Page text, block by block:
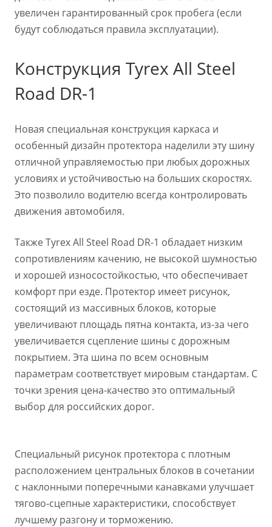
увеличен гарантированный срок пробега (если
будут соблюдаться правила эксплуатации).
Конструкция Tyrex All Steel
Road DR-1
Новая специальная конструкция каркаса и
особенный дизайн протектора наделили эту шину
отличной управляемостью при любых дорожных
условиях и устойчивостью на больших скоростях.
Это позволило водителю всегда контролировать
движения автомобиля.
Также Tyrex All Steel Road DR-1 обладает низким
сопротивлениям качению, не высокой шумностью
и хорошей износостойкостью, что обеспечивает
комфорт при езде. Протектор имеет рисунок,
состоящий из массивных блоков, которые
увеличивают площадь пятна контакта, из-за чего
увеличивается сцепление шины с дорожным
покрытием. Эта шина по всем основным
параметрам соответствует мировым стандартам. С
точки зрения цена-качество это оптимальный
выбор для российских дорог.
Специальный рисунок протектора с плотным
расположением центральных блоков в сочетании
с наклонными поперечными канавками улучшает
тягово-сцепные характеристики, способствует
лучшему разгону и торможению.